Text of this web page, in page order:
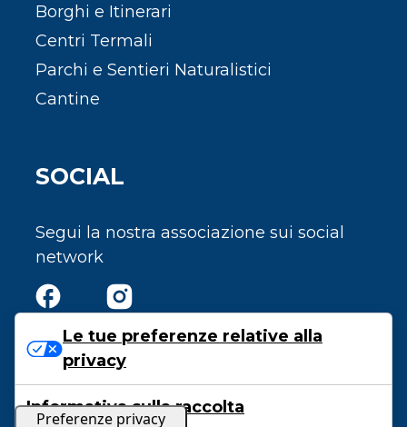
Borghi e Itinerari
Centri Termali
Parchi e Sentieri Naturalistici
Cantine
SOCIAL
Segui la nostra associazione sui social
network
Privacy e Cookie Policy
Le tue preferenze relative alla
privacy
Informativa sulla raccolta